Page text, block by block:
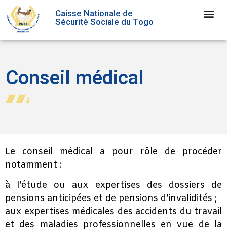
Caisse Nationale de
Sécurité Sociale du Togo
Conseil médical
Le conseil médical a pour rôle de procéder
notamment :
à l’étude ou aux expertises des dossiers de
pensions anticipées et de pensions d’invalidités ;
aux expertises médicales des accidents du travail
et des maladies professionnelles en vue de la